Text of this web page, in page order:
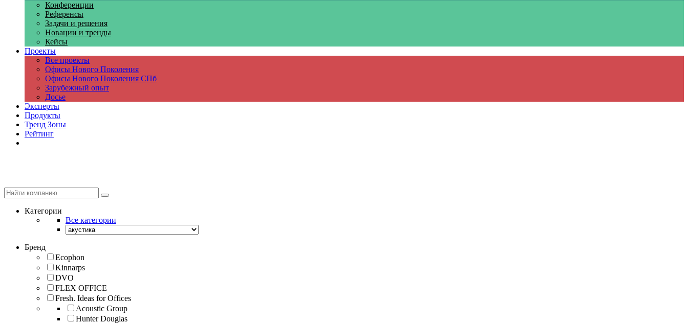
Конференции
Референсы
Задачи и решения
Новации и тренды
Кейсы
Проекты
Все проекты
Офисы Нового Поколения
Офисы Нового Поколения СПб
Зарубежный опыт
Досье
Эксперты
Продукты
Тренд Зоны
Рейтинг
Категории
Все категории
Бренд
Ecophon
Kinnarps
DVO
FLEX OFFICE
Fresh. Ideas for Offices
Acoustic Group
Hunter Douglas